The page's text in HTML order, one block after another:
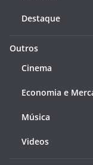
Destaque
Outros
Cinema
Economia e
Música
Videos